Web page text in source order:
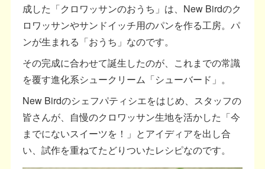
成した「クロワッサンのおうち」は、New Birdのク
ロワッサンやサンドイッチ用のパンを作る工房。パ
ンが生まれる「おうち」なのです。
その完成に合わせて誕生したのが、これまでの常識
を覆す進化系シュークリーム「シューバード」。
New Birdのシェフパティシエをはじめ、スタッフの
皆さんが、自慢のクロワッサン生地を活かした「今
までにないスイーツを！」とアイディアを出し合
い、試作を重ねてたどりついたレシピなのです。